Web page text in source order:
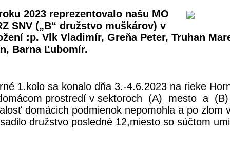
2023 reprezentovalo našu MO
SNV („B“ družstvo muškárov) v
:p. Vlk Vladimír, Greňa Peter, Truhan
Barna Ľubomír.
1.kolo sa konalo dňa 3.-4.6.2023 na rieke
prostredí v sektoroch (A) mesto a (B)
domácich podmienok nepomohla a po zlom
družstvo posledné 12,miesto so súčtom